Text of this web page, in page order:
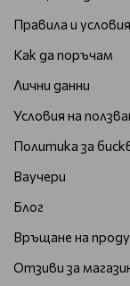
Правила и
Как да поръчам
Лични данни
Условия на
Политика за
Ваучери
Блог
Връщане на
Отзиви за